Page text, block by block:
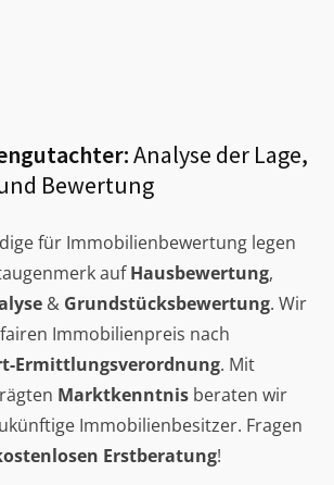
Analyse der Lage,
Bewertung
für Immobilienbewertung legen
aufHausbewertung,
& Grundstücksbewertung. Wir
Immobilienpreis nach
Ermittlungsverordnung. Mit
Marktkenntnis beraten wir
Immobilienbesitzer. Fragen
Erstberatung!